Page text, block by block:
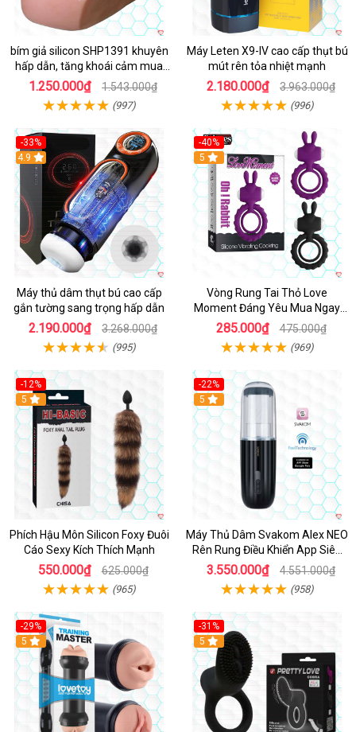
bím giả silicon SHP1391 khuyên
hấp dẫn, tăng khoái cảm mua
ngay
1.250.000₫ 1.543.000₫
(997)
Máy Leten X9-IV cao cấp thụt bú
mút rên tỏa nhiệt mạnh
2.180.000₫ 3.963.000₫
(996)
-33%
Hot
4.9
Máy thủ dâm thụt bú cao cấp
gắn tường sang trọng hấp dẫn
2.190.000₫ 3.268.000₫
(995)
-40%
5
Vòng Rung Tai Thỏ Love
Moment Đáng Yêu Mua Ngay
Giá Tốt
285.000₫ 475.000₫
(969)
-12%
Hot
5
Phích Hậu Môn Silicon Foxy Đuôi
Cáo Sexy Kích Thích Mạnh
550.000₫ 625.000₫
(965)
-22%
5
Máy Thủ Dâm Svakom Alex NEO
Rên Rung Điều Khiển App Siêu
Phê
3.550.000₫ 4.551.000₫
(958)
-29%
Hot
5
-31%
5